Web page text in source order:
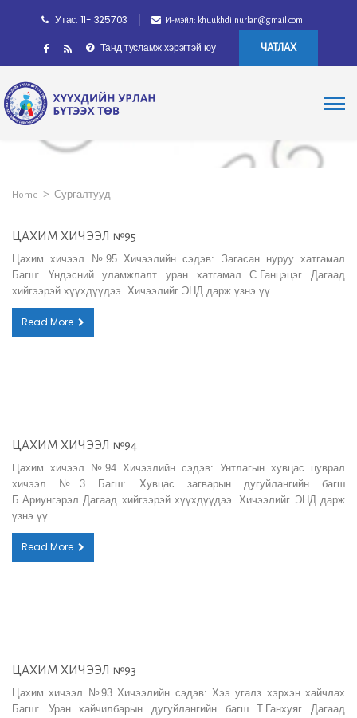
Утас: 11- 325703 И-мэйл: khuukhdiinurlan@gmail.com
Танд тусламж хэрэгтэй юу ЧАТЛАХ
Home > Сургалтууд
ЦАХИМ ХИЧЭЭЛ №95
Цахим хичээл №95 Хичээлийн сэдэв: Загасан нуруу хатгамал
Багш: Үндэсний уламжлалт уран хатгамал С.Ганцэцэг Дагаад
хийгээрэй хүүхдүүдээ. Хичээлийг ЭНД дарж үзнэ үү.
Read More
ЦАХИМ ХИЧЭЭЛ №94
Цахим хичээл №94 Хичээлийн сэдэв: Унтлагын хувцас цуврал
хичээл №3 Багш: Хувцас загварын дугуйлангийн багш
Б.Ариунгэрэл Дагаад хийгээрэй хүүхдүүдээ. Хичээлийг ЭНД дарж
үзнэ үү.
Read More
ЦАХИМ ХИЧЭЭЛ №93
Цахим хичээл №93 Хичээлийн сэдэв: Хээ угалз хэрхэн хайчлах
Багш: Уран хайчилбарын дугуйлангийн багш Т.Ганхуяг Дагаад